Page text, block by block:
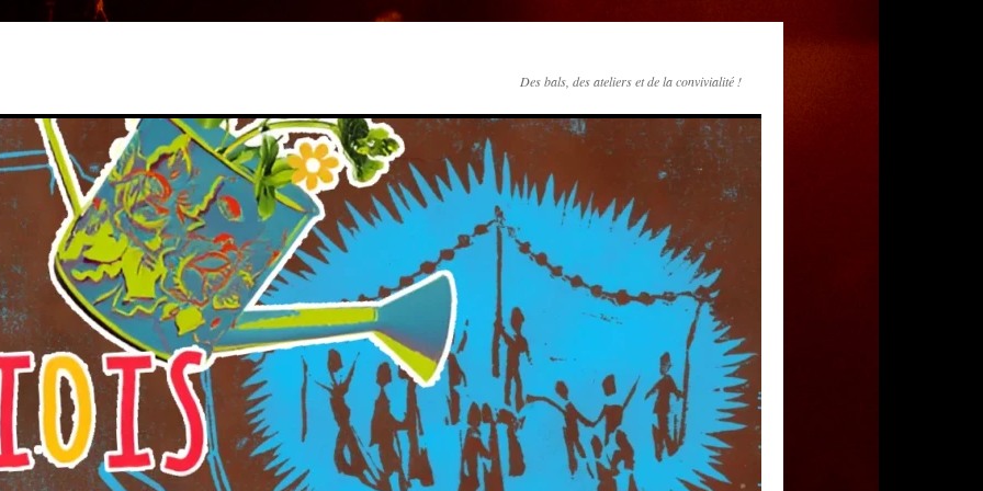
Des bals, des ateliers et de la convivialité !